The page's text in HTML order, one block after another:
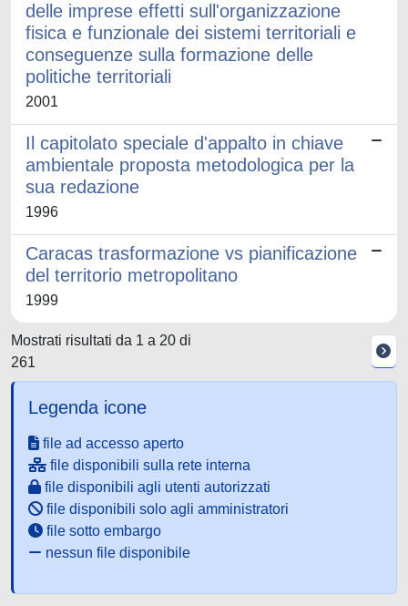
delle imprese effetti sull'organizzazione
fisica e funzionale dei sistemi territoriali e
conseguenze sulla formazione delle
politiche territoriali
2001
Il capitolato speciale d'appalto in chiave
ambientale proposta metodologica per la
sua redazione
1996
Caracas trasformazione vs pianificazione
del territorio metropolitano
1999
Mostrati risultati da 1 a 20 di
261
Legenda icone
file ad accesso aperto
file disponibili sulla rete interna
file disponibili agli utenti autorizzati
file disponibili solo agli amministratori
file sotto embargo
nessun file disponibile